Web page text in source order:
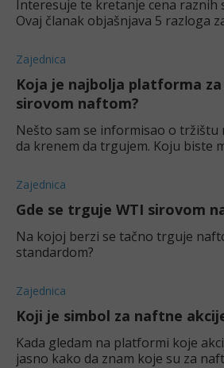
Interesuje te kretanje cena raznih
Ovaj članak objašnjava 5 razloga
Zajednica
Koja je najbolja platforma
sirovom naftom?
Nešto sam se informisao o tržištu
da krenem da trgujem. Koju biste
Zajednica
Gde se trguje WTI sirovom
Na kojoj berzi se tačno trguje
standardom?
Zajednica
Koji je simbol za naftne
Kada gledam na platformi koje
jasno kako da znam koje su za